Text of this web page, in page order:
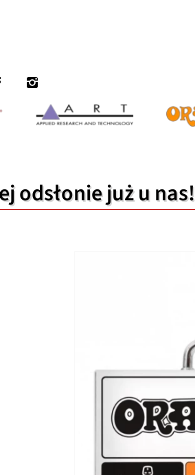
odsłonie już u nas!